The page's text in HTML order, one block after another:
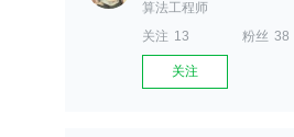
算法工程师
关注 13 粉丝 38
关注